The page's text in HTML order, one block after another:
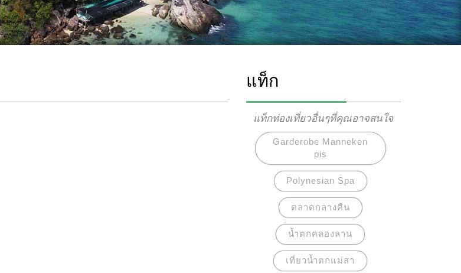
แท็ก
แท็กท่องเที่ยวอื่นๆที่คุณอาจสนใจ
Garderobe Manneken
pis
Polynesian Spa
ตลาดกลางคืน
น้ำตกคลองลาน
เที่ยวน้ำตกแม่สา